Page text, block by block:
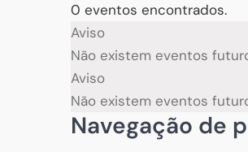
0 eventos encontrados.
Eventos
Aviso
Não existem eventos
Aviso
Não existem eventos
Navegação de